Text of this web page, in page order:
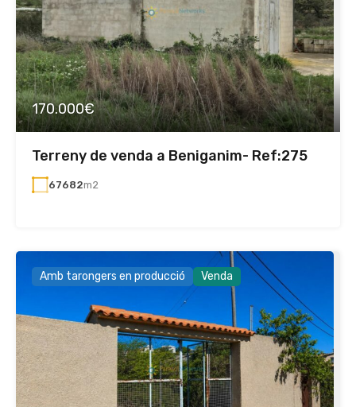
170.000€
Terreny de venda a Beniganim- Ref:275
67682m2
Amb tarongers en producció Venda